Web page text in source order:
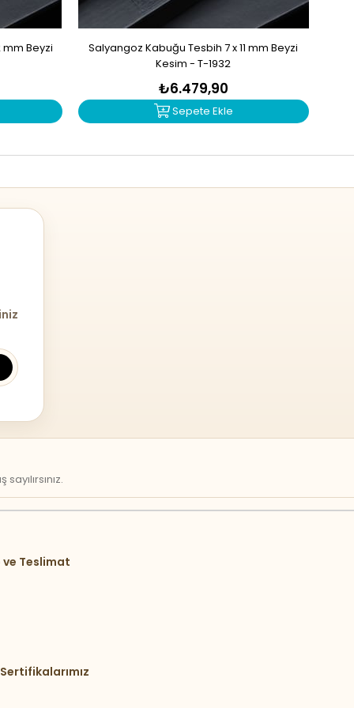
mm Beyzi
Salyangoz Kabuğu Tesbih 7 x 11 mm Beyzi
Kesim - T-1932
₺6.479,90
Sepete Ekle
ve Teslimat
Sertifikalarımız